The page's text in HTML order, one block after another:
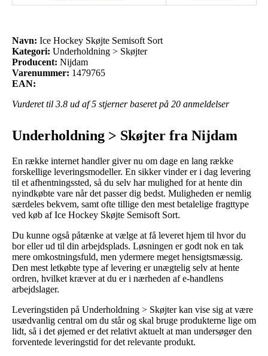
Navn: Ice Hockey Skøjte Semisoft Sort
Kategori: Underholdning > Skøjter
Producent: Nijdam
Varenummer: 1479765
EAN:
Vurderet til 3.8 ud af 5 stjerner baseret på 20 anmeldelser
Underholdning > Skøjter fra Nijdam
En række internet handler giver nu om dage en lang række
forskellige leveringsmodeller. En sikker vinder er i dag levering
til et afhentningssted, så du selv har mulighed for at hente din
nyindkøbte vare når det passer dig bedst. Muligheden er nemlig
særdeles bekvem, samt ofte tillige den mest betalelige fragttype
ved køb af Ice Hockey Skøjte Semisoft Sort.
Du kunne også påtænke at vælge at få leveret hjem til hvor du
bor eller ud til din arbejdsplads. Løsningen er godt nok en tak
mere omkostningsfuld, men ydermere meget hensigtsmæssig.
Den mest letkøbte type af levering er unægtelig selv at hente
ordren, hvilket kræver at du er i nærheden af e-handlens
arbejdslager.
Leveringstiden på Underholdning > Skøjter kan vise sig at være
usædvanlig central om du står og skal bruge produkterne lige om
lidt, så i det øjemed er det relativt aktuelt at man undersøger den
forventede leveringstid for det relevante produkt.